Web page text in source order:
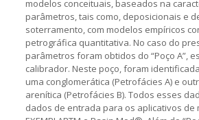
modelos conceituais, baseados na
parâmetros, tais como, deposicionais e
soterramento, com modelos empíricos
petrográfica quantitativa. No caso do
parâmetros foram obtidos do “Poço A”,
calibrador. Neste poço, foram
uma conglomerática (Petrofácies A) e
arenítica (Petrofácies B). Todos esses
dados de entrada para os aplicativos de